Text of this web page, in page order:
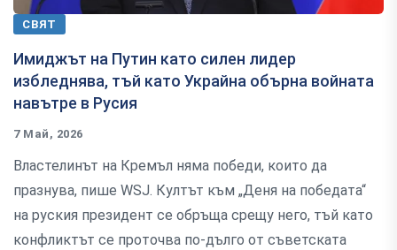
СВЯТ
Имиджът на Путин като силен лидер
избледнява, тъй като Украйна обърна войната
навътре в Русия
7 Май, 2026
Властелинът на Кремъл няма победи, които да
празнува, пише WSJ. Култът към „Деня на победата“
на руския президент се обръща срещу него, тъй като
конфликтът се проточва по-дълго от съветската